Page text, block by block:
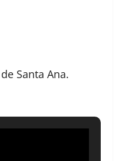
Santa Ana.